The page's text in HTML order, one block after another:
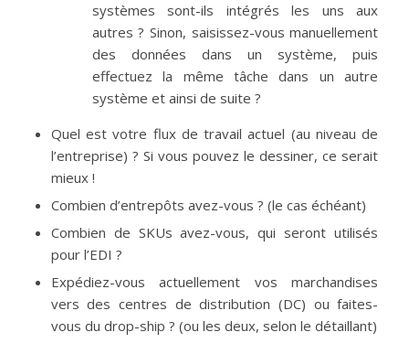
systèmes sont-ils intégrés les uns aux
autres ? Sinon, saisissez-vous manuellement
des données dans un système, puis
effectuez la même tâche dans un autre
système et ainsi de suite ?
Quel est votre flux de travail actuel (au niveau de
l’entreprise) ? Si vous pouvez le dessiner, ce serait
mieux !
Combien d’entrepôts avez-vous ? (le cas échéant)
Combien de SKUs avez-vous, qui seront utilisés
pour l’EDI ?
Expédiez-vous actuellement vos marchandises
vers des centres de distribution (DC) ou faites-
vous du drop-ship ? (ou les deux, selon le détaillant)